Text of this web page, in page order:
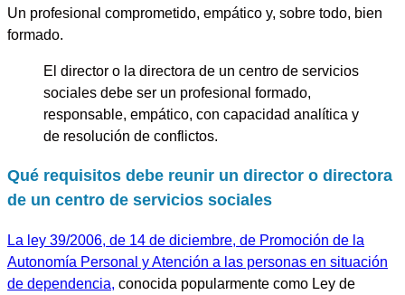
Un profesional comprometido, empático y, sobre todo, bien
formado.
El director o la directora de un centro de servicios
sociales debe ser un profesional formado,
responsable, empático, con capacidad analítica y
de resolución de conflictos.
Qué requisitos debe reunir un director o directora
de un centro de servicios sociales
La ley 39/2006, de 14 de diciembre, de Promoción de la
Autonomía Personal y Atención a las personas en situación
de dependencia, conocida popularmente como Ley de